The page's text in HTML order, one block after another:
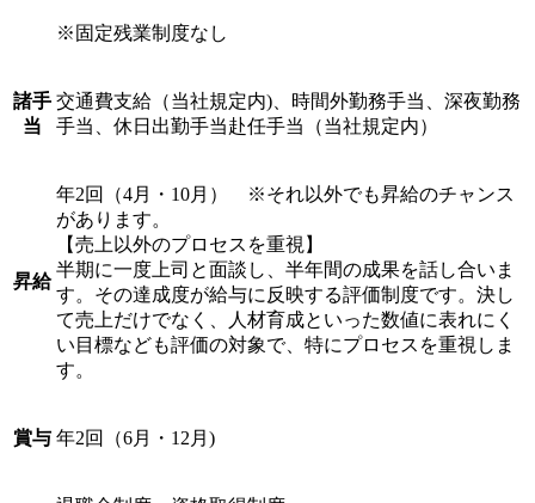
※固定残業制度なし
諸手
当
交通費支給（当社規定内)、時間外勤務手当、深夜勤務
手当、休日出勤手当赴任手当（当社規定内）
昇給
年2回（4月・10月） ※それ以外でも昇給のチャンス
があります。
【売上以外のプロセスを重視】
半期に一度上司と面談し、半年間の成果を話し合いま
す。その達成度が給与に反映する評価制度です。決し
て売上だけでなく、人材育成といった数値に表れにく
い目標なども評価の対象で、特にプロセスを重視しま
す。
賞与 年2回（6月・12月)